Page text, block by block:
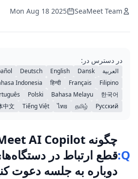
SeaMeet Team
Mon Aug 18 2025
در دسترس در:
العربية Dansk
English
Deutsch
Filipino
Français
हिन्दी
Indonesia
한국어
Bahasa Melayu
Polski
Русский
தமிழ்
ไทย
Tiếng Việt
中文
Q: قطع ارتباط در
دوباره به جلسه دعوت